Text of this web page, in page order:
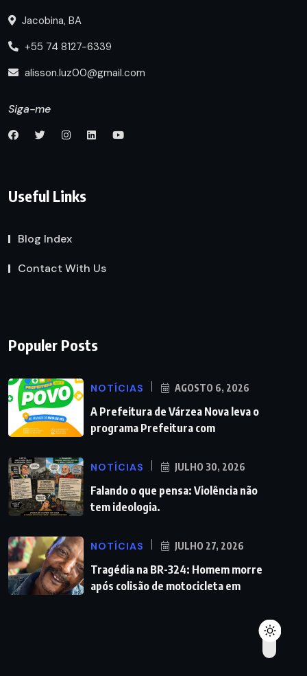
Jacobina, BA
+55 74 8127-6339
alisson.luz00@gmail.com
Siga-me
Useful Links
Blog Index
Contact With Us
Populer Posts
NOTÍCIAS AGOSTO 6, 2026
A Prefeitura de Várzea Nova leva o
programa Prefeitura com
NOTÍCIAS JULHO 30, 2026
Falando o que pensa: Violência não
tem ideologia.
NOTÍCIAS JULHO 27, 2026
Tragédia na BR-324: Homem morre
após colisão de motocicleta em